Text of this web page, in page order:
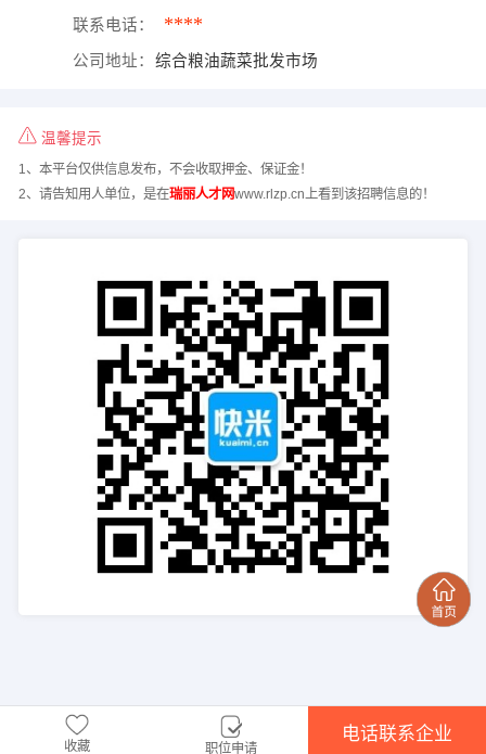
联系电话： ****
公司地址： 综合粮油蔬菜批发市场
温馨提示
1、本平台仅供信息发布，不会收取押金、保证金！
2、请告知用人单位，是在瑞丽人才网www.rlzp.cn上看到该招聘信息的！
收藏 职位申请
电话联系企业